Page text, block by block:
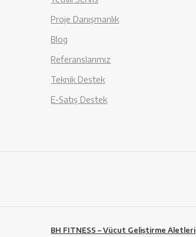
Proje Danışmanlık
Blog
Referanslarımız
Teknik Destek
E-Satış Destek
BH FITNESS – Vücut Geliştirme Aletleri